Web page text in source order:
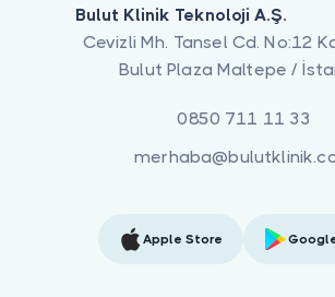
Bulut Klinik Teknoloji A.Ş.
Cevizli Mh. Tansel Cd. No:12
Bulut Plaza Maltepe /
0850 711 11 33
Apple Store